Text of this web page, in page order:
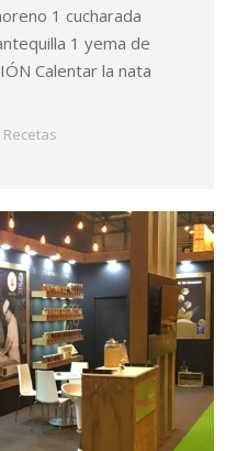
1 cucharada
1 yema de
Calentar la nata
Recetas